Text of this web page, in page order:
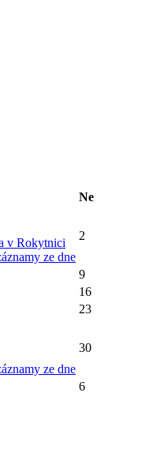
Ne
v Rokytnici
ze dne
2
9
16
23
ze dne
30
6